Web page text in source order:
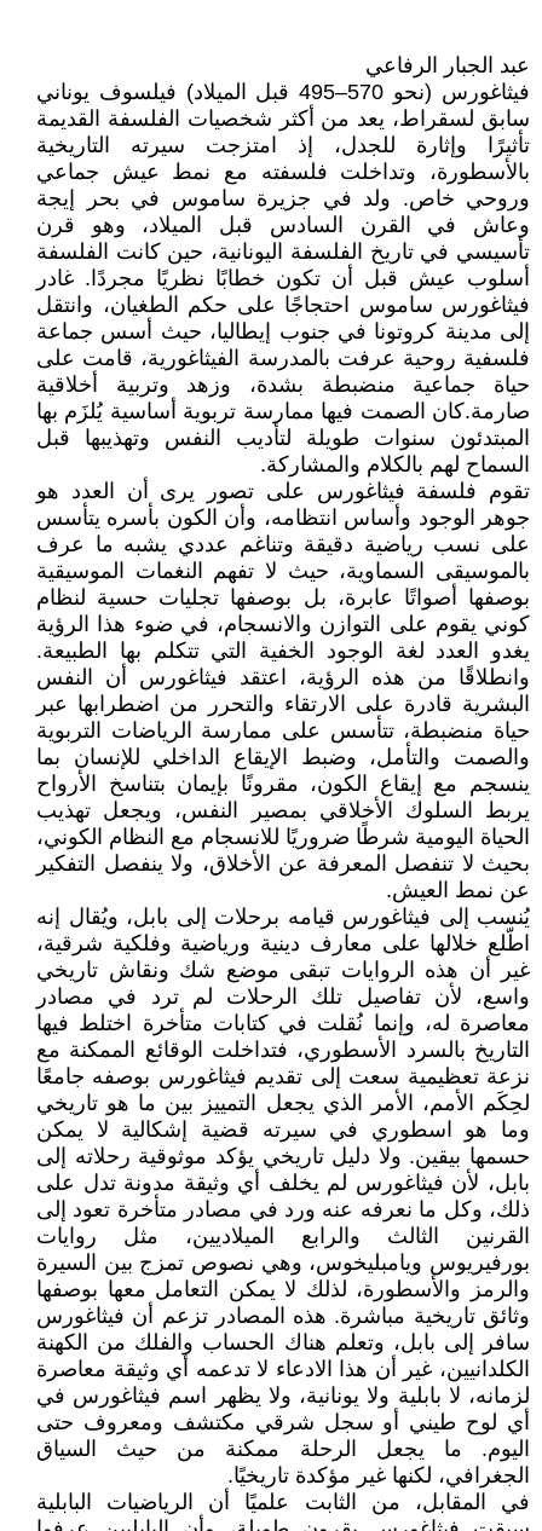
عبد الجبار الرفاعي
فيثاغورس (نحو 570–495 قبل الميلاد) فيلسوف يوناني
سابق لسقراط، يعد من أكثر شخصيات الفلسفة القديمة
تأثيرًا وإثارة للجدل، إذ امتزجت سيرته التاريخية
بالأسطورة، وتداخلت فلسفته مع نمط عيش جماعي
وروحي خاص. ولد في جزيرة ساموس في بحر إيجة
وعاش في القرن السادس قبل الميلاد، وهو قرن
تأسيسي في تاريخ الفلسفة اليونانية، حين كانت الفلسفة
أسلوب عيش قبل أن تكون خطابًا نظريًا مجردًا. غادر
فيثاغورس ساموس احتجاجًا على حكم الطغيان، وانتقل
إلى مدينة كروتونا في جنوب إيطاليا، حيث أسس جماعة
فلسفية روحية عرفت بالمدرسة الفيثاغورية، قامت على
حياة جماعية منضبطة بشدة، وزهد وتربية أخلاقية
صارمة.كان الصمت فيها ممارسة تربوية أساسية يُلزَم بها
المبتدئون سنوات طويلة لتأديب النفس وتهذيبها قبل
السماح لهم بالكلام والمشاركة.
تقوم فلسفة فيثاغورس على تصور يرى أن العدد هو
جوهر الوجود وأساس انتظامه، وأن الكون بأسره يتأسس
على نسب رياضية دقيقة وتناغم عددي يشبه ما عرف
بالموسيقى السماوية، حيث لا تفهم النغمات الموسيقية
بوصفها أصواتًا عابرة، بل بوصفها تجليات حسية لنظام
كوني يقوم على التوازن والانسجام، في ضوء هذا الرؤية
يغدو العدد لغة الوجود الخفية التي تتكلم بها الطبيعة.
وانطلاقًا من هذه الرؤية، اعتقد فيثاغورس أن النفس
البشرية قادرة على الارتقاء والتحرر من اضطرابها عبر
حياة منضبطة، تتأسس على ممارسة الرياضات التربوية
والصمت والتأمل، وضبط الإيقاع الداخلي للإنسان بما
ينسجم مع إيقاع الكون، مقرونًا بإيمان بتناسخ الأرواح
يربط السلوك الأخلاقي بمصير النفس، ويجعل تهذيب
الحياة اليومية شرطًا ضروريًا للانسجام مع النظام الكوني،
بحيث لا تنفصل المعرفة عن الأخلاق، ولا ينفصل التفكير
عن نمط العيش.
يُنسب إلى فيثاغورس قيامه برحلات إلى بابل، ويُقال إنه
اطّلع خلالها على معارف دينية ورياضية وفلكية شرقية،
غير أن هذه الروايات تبقى موضع شك ونقاش تاريخي
واسع، لأن تفاصيل تلك الرحلات لم ترد في مصادر
معاصرة له، وإنما نُقلت في كتابات متأخرة اختلط فيها
التاريخ بالسرد الأسطوري، فتداخلت الوقائع الممكنة مع
نزعة تعظيمية سعت إلى تقديم فيثاغورس بوصفه جامعًا
لحِكَم الأمم، الأمر الذي يجعل التمييز بين ما هو تاريخي
وما هو اسطوري في سيرته قضية إشكالية لا يمكن
حسمها بيقين. ولا دليل تاريخي يؤكد موثوقية رحلاته إلى
بابل، لأن فيثاغورس لم يخلف أي وثيقة مدونة تدل على
ذلك، وكل ما نعرفه عنه ورد في مصادر متأخرة تعود إلى
القرنين الثالث والرابع الميلاديين، مثل روايات
بورفيريوس ويامبليخوس، وهي نصوص تمزج بين السيرة
والرمز والأسطورة، لذلك لا يمكن التعامل معها بوصفها
وثائق تاريخية مباشرة. هذه المصادر تزعم أن فيثاغورس
سافر إلى بابل، وتعلم هناك الحساب والفلك من الكهنة
الكلدانيين، غير أن هذا الادعاء لا تدعمه أي وثيقة معاصرة
لزمانه، لا بابلية ولا يونانية، ولا يظهر اسم فيثاغورس في
أي لوح طيني أو سجل شرقي مكتشف ومعروف حتى
اليوم. ما يجعل الرحلة ممكنة من حيث السياق
الجغرافي، لكنها غير مؤكدة تاريخيًا.
في المقابل، من الثابت علميًا أن الرياضيات البابلية